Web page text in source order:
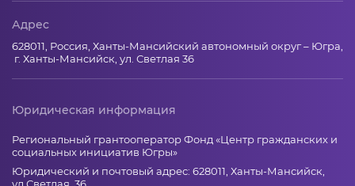
Адрес
628011, Россия, Ханты-Мансийский автономный округ – Югра,
г. Ханты-Мансийск, ул. Светлая 36
Юридическая информация
Региональный грантооператор Фонд «Центр гражданских и
социальных инициатив Югры»
Юридический и почтовый адрес: 628011, Ханты-Мансийск,